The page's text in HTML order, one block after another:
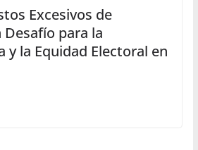
Excesivos de
Desafío para la
y la Equidad Electoral en